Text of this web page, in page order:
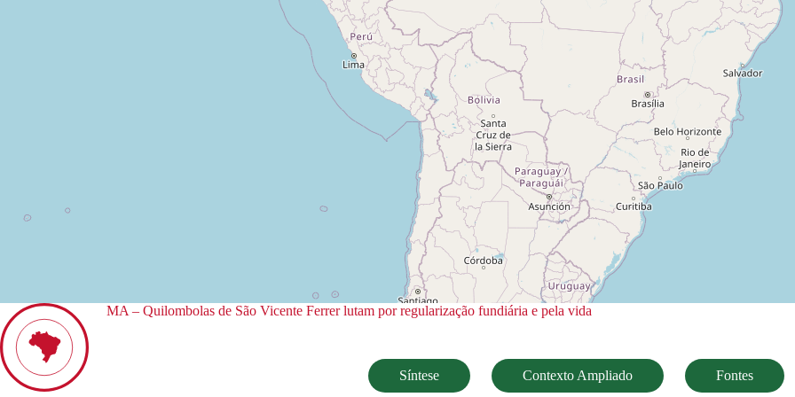
MA – Quilombolas de São Vicente Ferrer lutam por regularização fundiária e pela vida
Síntese Contexto Ampliado Fontes